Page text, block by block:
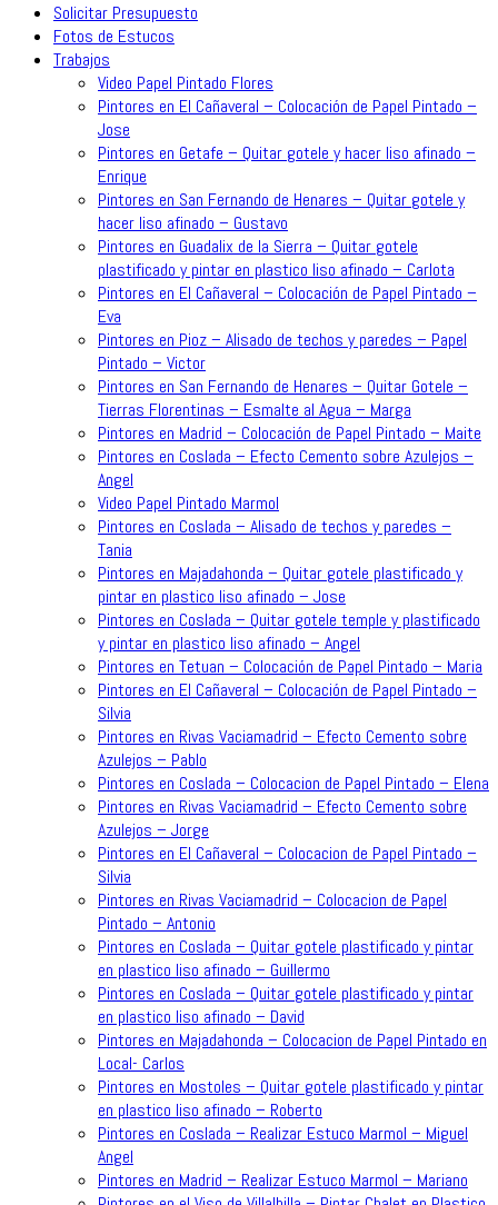
Solicitar Presupuesto
Fotos de Estucos
Trabajos
Video Papel Pintado Flores
Pintores en El Cañaveral – Colocación de Papel Pintado –
Jose
Pintores en Getafe – Quitar gotele y hacer liso afinado –
Enrique
Pintores en San Fernando de Henares – Quitar gotele y
hacer liso afinado – Gustavo
Pintores en Guadalix de la Sierra – Quitar gotele
plastificado y pintar en plastico liso afinado – Carlota
Pintores en El Cañaveral – Colocación de Papel Pintado –
Eva
Pintores en Pioz – Alisado de techos y paredes – Papel
Pintado – Victor
Pintores en San Fernando de Henares – Quitar Gotele –
Tierras Florentinas – Esmalte al Agua – Marga
Pintores en Madrid – Colocación de Papel Pintado – Maite
Pintores en Coslada – Efecto Cemento sobre Azulejos –
Angel
Video Papel Pintado Marmol
Pintores en Coslada – Alisado de techos y paredes –
Tania
Pintores en Majadahonda – Quitar gotele plastificado y
pintar en plastico liso afinado – Jose
Pintores en Coslada – Quitar gotele temple y plastificado
y pintar en plastico liso afinado – Angel
Pintores en Tetuan – Colocación de Papel Pintado – Maria
Pintores en El Cañaveral – Colocación de Papel Pintado –
Silvia
Pintores en Rivas Vaciamadrid – Efecto Cemento sobre
Azulejos – Pablo
Pintores en Coslada – Colocacion de Papel Pintado – Elena
Pintores en Rivas Vaciamadrid – Efecto Cemento sobre
Azulejos – Jorge
Pintores en El Cañaveral – Colocacion de Papel Pintado –
Silvia
Pintores en Rivas Vaciamadrid – Colocacion de Papel
Pintado – Antonio
Pintores en Coslada – Quitar gotele plastificado y pintar
en plastico liso afinado – Guillermo
Pintores en Coslada – Quitar gotele plastificado y pintar
en plastico liso afinado – David
Pintores en Majadahonda – Colocacion de Papel Pintado en
Local- Carlos
Pintores en Mostoles – Quitar gotele plastificado y pintar
en plastico liso afinado – Roberto
Pintores en Coslada – Realizar Estuco Marmol – Miguel
Angel
Pintores en Madrid – Realizar Estuco Marmol – Mariano